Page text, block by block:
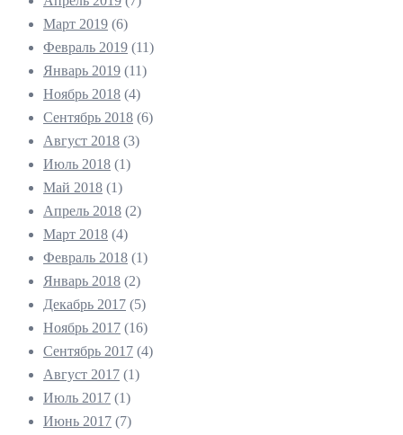
Март 2019 (6)
Февраль 2019 (11)
Январь 2019 (11)
Ноябрь 2018 (4)
Сентябрь 2018 (6)
Август 2018 (3)
Июль 2018 (1)
Май 2018 (1)
Апрель 2018 (2)
Март 2018 (4)
Февраль 2018 (1)
Январь 2018 (2)
Декабрь 2017 (5)
Ноябрь 2017 (16)
Сентябрь 2017 (4)
Август 2017 (1)
Июль 2017 (1)
Июнь 2017 (7)